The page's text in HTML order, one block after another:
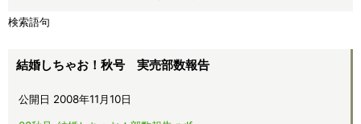
結婚しちゃお！秋号 実売部数報告
公開日 2008年11月10日
検索語句